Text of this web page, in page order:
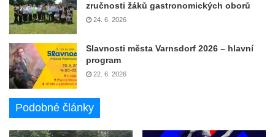
zručnosti žáků gastronomických oborů
24. 6. 2026
Slavnosti města Varnsdorf 2026 – hlavní
program
22. 6. 2026
Podobné články